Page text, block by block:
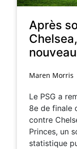
Après
Maren Morris
Le PSG a
8e de finale
contre
Princes, un
statistique